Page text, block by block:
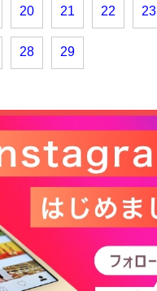
20 21 22 23
28 29